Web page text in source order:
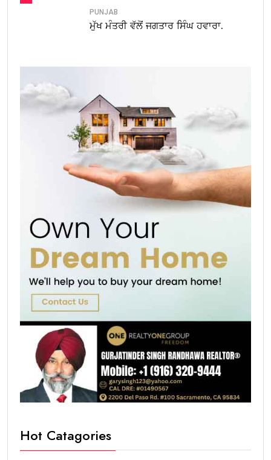
PUNJAB
ਮੁੱਖ ਮੰਤਰੀ ਵੱਲੋਂ ਜਗਤਾਰ ਸਿੰਘ ਹਵਾਰਾ.
Hot Catagories